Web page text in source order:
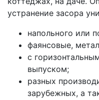
устранение засора
напольного или
фаянсовые,
с
выпуском;
разных
зарубежных, а